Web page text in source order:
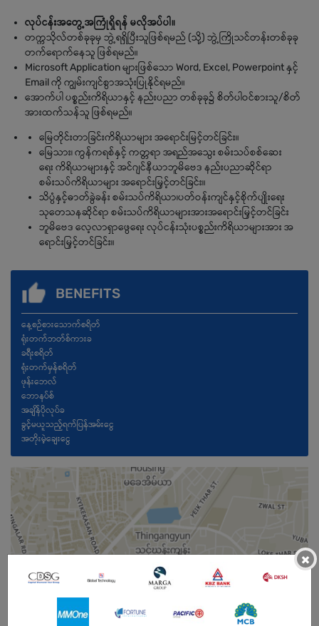
လုပ်ငန်းအတွေ့အကြုံရှိရန် မလိုအပ်ပါ။
တက္ကသိုလ်တစ်ခုခုမှ ဘွဲ့ရရှိပြီးသူဖြစ်ရမည် (သို့) ဘွဲ့ကြိုသင်တန်းတစ်ခုခု
တက်ရောက်နေသူ ဖြစ်ရမည်။
Microsoft Application များဖြစ်သော Word, Excel, Powerpoint နှင့်
Email ကို ကျွမ်းကျင်စွာအသုံးပြုနိုင်ရမည်။
အောက်ပါ ပစ္စည်းကိရိယာနှင့် နည်းပညာ တစ်ခုခု၌ စိတ်ပါဝင်စားသူ/စိတ်
အားထက်သန်သူ ဖြစ်ရမည်။
မြေတိုင်းတာခြင်းကိရိယာများ အရောင်းမြင့်တင်ခြင်း။
မြေသား၊ ကွန်ကရစ်နှင့် ကတ္တရာ အရည်အသွေး စမ်းသပ်စစ်ဆေး
ရေး ကိရိယာများနှင့် အင်ဂျင်နီယာဘူမိဗေဒ နည်းပညာဆိုင်ရာ
စမ်းသပ်ကိရိယာများ အရောင်းမြှင့်တင်ခြင်း။
သိပ္ပံနှင့်ဓာတ်ခွဲခန်း စမ်းသပ်ကိရိယာ၊ပတ်ဝန်းကျင်နှင့်စိုက်ပျိုးရေး
သုတေသနဆိုင်ရာ စမ်းသပ်ကိရိယာများအားအရောင်းမြှင့်တင်ခြင်း
ဘူမိဗေဒ လေ့လာရှာဖွေရေး လုပ်ငန်းသုံးပစ္စည်းကိရိယာများအား အ
ရောင်းမြှင့်တင်ခြင်း။
BENEFITS
နေ့စဉ်စားသောက်စရိတ်
ရုံးတက်ဘတ်စ်ကားခ
ခရီးစရိတ်
ရုံးတက်မှန်စရိတ်
ဖုန်းဘေလ်
ဘောနပ်စ်
အချိန်ပိုလုပ်ခ
ခွင့်မယူသည့်ရက်ပြန်အမ်းငွေ
အတိုးမဲ့ချေးငွေ
×